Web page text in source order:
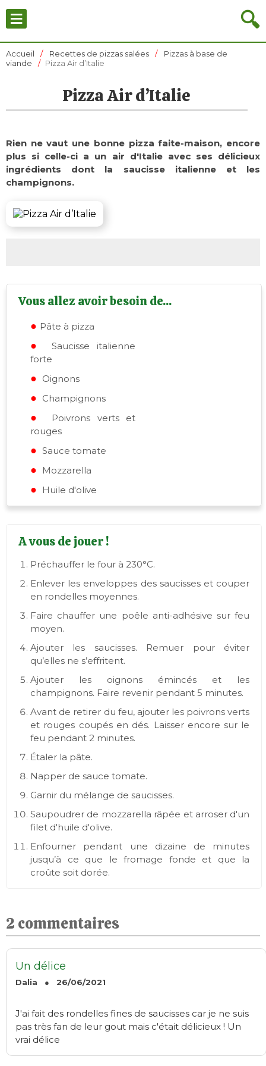
🔍
≡
Accueil Recettes de pizzas salées
Pizzas à base de
viande
Pizza Air d’Italie
Pizza Air d’Italie
Rien ne vaut une bonne pizza faite-maison, encore
plus si celle-ci a un air d'Italie avec ses délicieux
ingrédients dont la saucisse italienne et les
champignons.
Vous allez avoir besoin de...
Pâte à pizza
Saucisse italienne
forte
Oignons
Champignons
Poivrons verts et
rouges
Sauce tomate
Mozzarella
Huile d'olive
A vous de jouer !
Préchauffer le four à 230°C.
Enlever les enveloppes des saucisses et couper
en rondelles moyennes.
Faire chauffer une poêle anti-adhésive sur feu
moyen.
Ajouter les saucisses. Remuer pour éviter
qu’elles ne s’effritent.
Ajouter les oignons émincés et les
champignons. Faire revenir pendant 5 minutes.
Avant de retirer du feu, ajouter les poivrons verts
et rouges coupés en dés. Laisser encore sur le
feu pendant 2 minutes.
Étaler la pâte.
Napper de sauce tomate.
Garnir du mélange de saucisses.
Saupoudrer de mozzarella râpée et arroser d'un
filet d'huile d'olive.
Enfourner pendant une dizaine de minutes
jusqu’à ce que le fromage fonde et que la
croûte soit dorée.
2 commentaires
Un délice
Dalia ● 26/06/2021
J'ai fait des rondelles fines de saucisses car je ne suis
pas très fan de leur gout mais c'était délicieux ! Un
vrai délice